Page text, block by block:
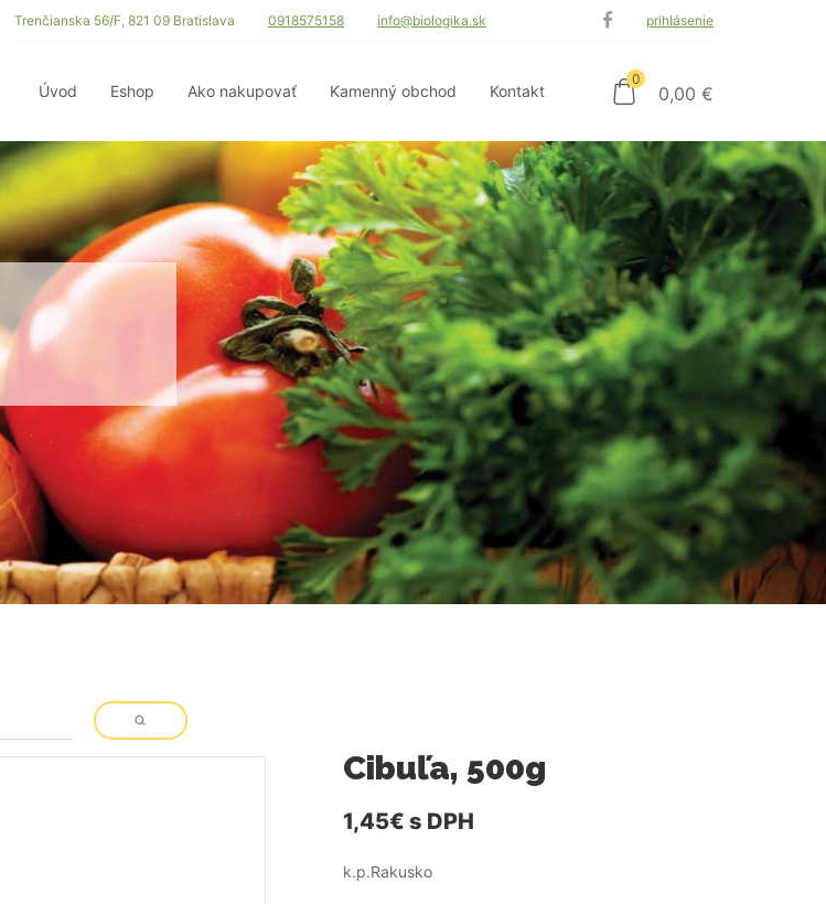
Úvod Eshop Ako nakupovať Kamenný obchod Kontakt
0
0,00 €
Trenčianska 56/F, 821 09 Bratislava 0918575158 info@biologika.sk prihlásenie
Cibuľa, 500g
1,45€s DPH
k.p.Rakusko